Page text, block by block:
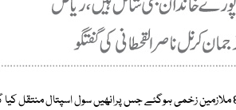
جس سے کولڈ اسٹوریج میں موجود8 ملازمین زخمی ہوگئے جس پرانھیں سول